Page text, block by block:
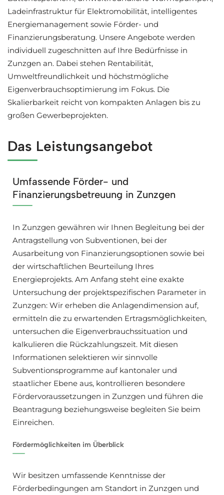
Ladeinfrastruktur für Elektromobilität, intelligentes
Energiemanagement sowie Förder- und
Finanzierungsberatung. Unsere Angebote werden
individuell zugeschnitten auf Ihre Bedürfnisse in
Zunzgen an. Dabei stehen Rentabilität,
Umweltfreundlichkeit und höchstmögliche
Eigenverbrauchsoptimierung im Fokus. Die
Skalierbarkeit reicht von kompakten Anlagen bis zu
großen Gewerbeprojekten.
Das Leistungsangebot
Umfassende Förder- und
Finanzierungsbetreuung in Zunzgen
In Zunzgen gewähren wir Ihnen Begleitung bei der
Antragstellung von Subventionen, bei der
Ausarbeitung von Finanzierungsoptionen sowie bei
der wirtschaftlichen Beurteilung Ihres
Energieprojekts. Am Anfang steht eine exakte
Untersuchung der projektspezifischen Parameter in
Zunzgen: Wir erheben die Anlagendimension auf,
ermitteln die zu erwartenden Ertragsmöglichkeiten,
untersuchen die Eigenverbrauchssituation und
kalkulieren die Rückzahlungszeit. Mit diesen
Informationen selektieren wir sinnvolle
Subventionsprogramme auf kantonaler und
staatlicher Ebene aus, kontrollieren besondere
Fördervoraussetzungen in Zunzgen und führen die
Beantragung beziehungsweise begleiten Sie beim
Einreichen.
Fördermöglichkeiten im Überblick
Wir besitzen umfassende Kenntnisse der
Förderbedingungen am Standort in Zunzgen und